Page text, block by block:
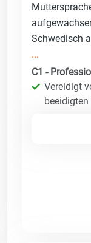
Schwedisch
...
C1 -
Vereidigt